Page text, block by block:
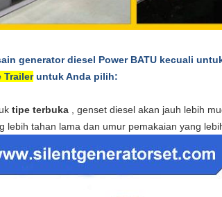
generator diesel Power BATU kecuali
Traileruntuk Anda pilih:
tipe terbuka , genset diesel akan jauh lebih
lebih tahan lama dan umur pemakaian yang